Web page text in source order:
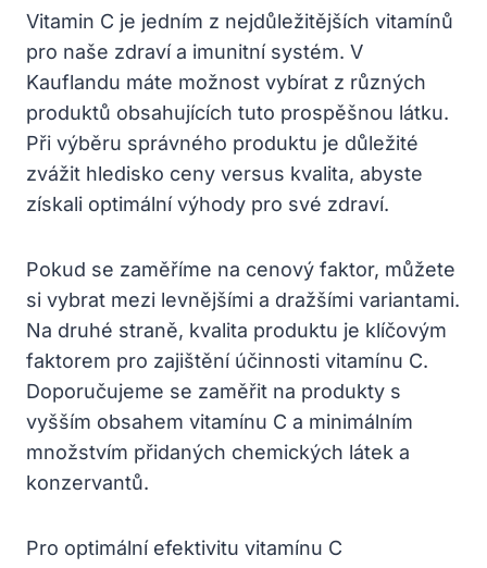
Vitamin C je jedním z nejdůležitějších vitamínů
pro naše zdraví a imunitní systém. V
Kauflandu máte možnost vybírat z různých
produktů obsahujících tuto prospěšnou látku.
Při výběru správného produktu je důležité
zvážit hledisko ceny versus kvalita, abyste
získali optimální výhody pro své zdraví.
Pokud se zaměříme na cenový faktor, můžete
si vybrat mezi levnějšími a dražšími variantami.
Na druhé straně, kvalita produktu je klíčovým
faktorem pro zajištění účinnosti vitamínu C.
Doporučujeme se zaměřit na produkty s
vyšším obsahem vitamínu C a minimálním
množstvím přidaných chemických látek a
konzervantů.
Pro optimální efektivitu vitamínu C